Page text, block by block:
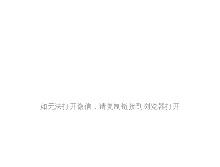
如无法打开微信，请复制链接到浏览器打开